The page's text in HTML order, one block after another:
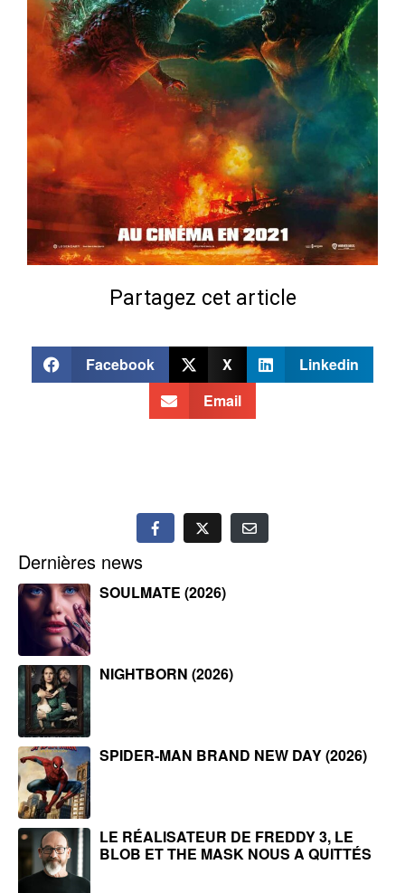
Partagez cet article
Facebook X
Linkedin
Email
Dernières news
SOULMATE (2026)
NIGHTBORN (2026)
SPIDER-MAN BRAND NEW DAY (2026)
LE RÉALISATEUR DE FREDDY 3, LE
BLOB ET THE MASK NOUS A QUITTÉS